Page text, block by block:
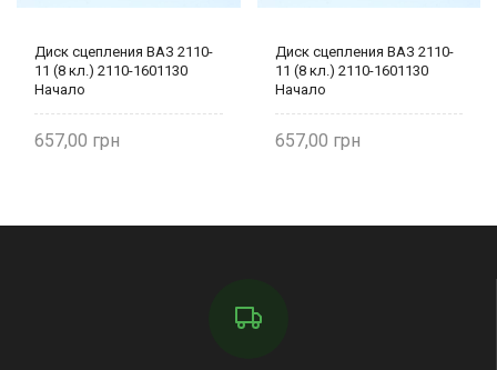
Диск сцепления ВАЗ 2110-
11 (8 кл.) 2110-1601130
Начало
657,00
Диск сцепления ВАЗ 2110-
11 (8 кл.) 2110-1601130
Начало
657,00